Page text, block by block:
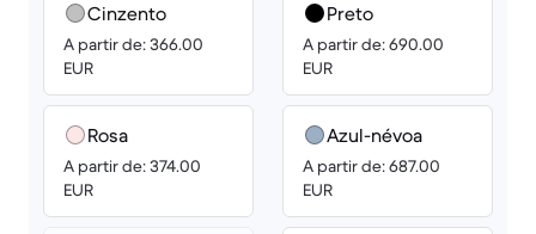
Cinzento
A partir de: 366.00
EUR
Rosa
A partir de: 374.00
EUR
Preto
A partir de: 690.00
EUR
Azul-névoa
A partir de: 687.00
EUR